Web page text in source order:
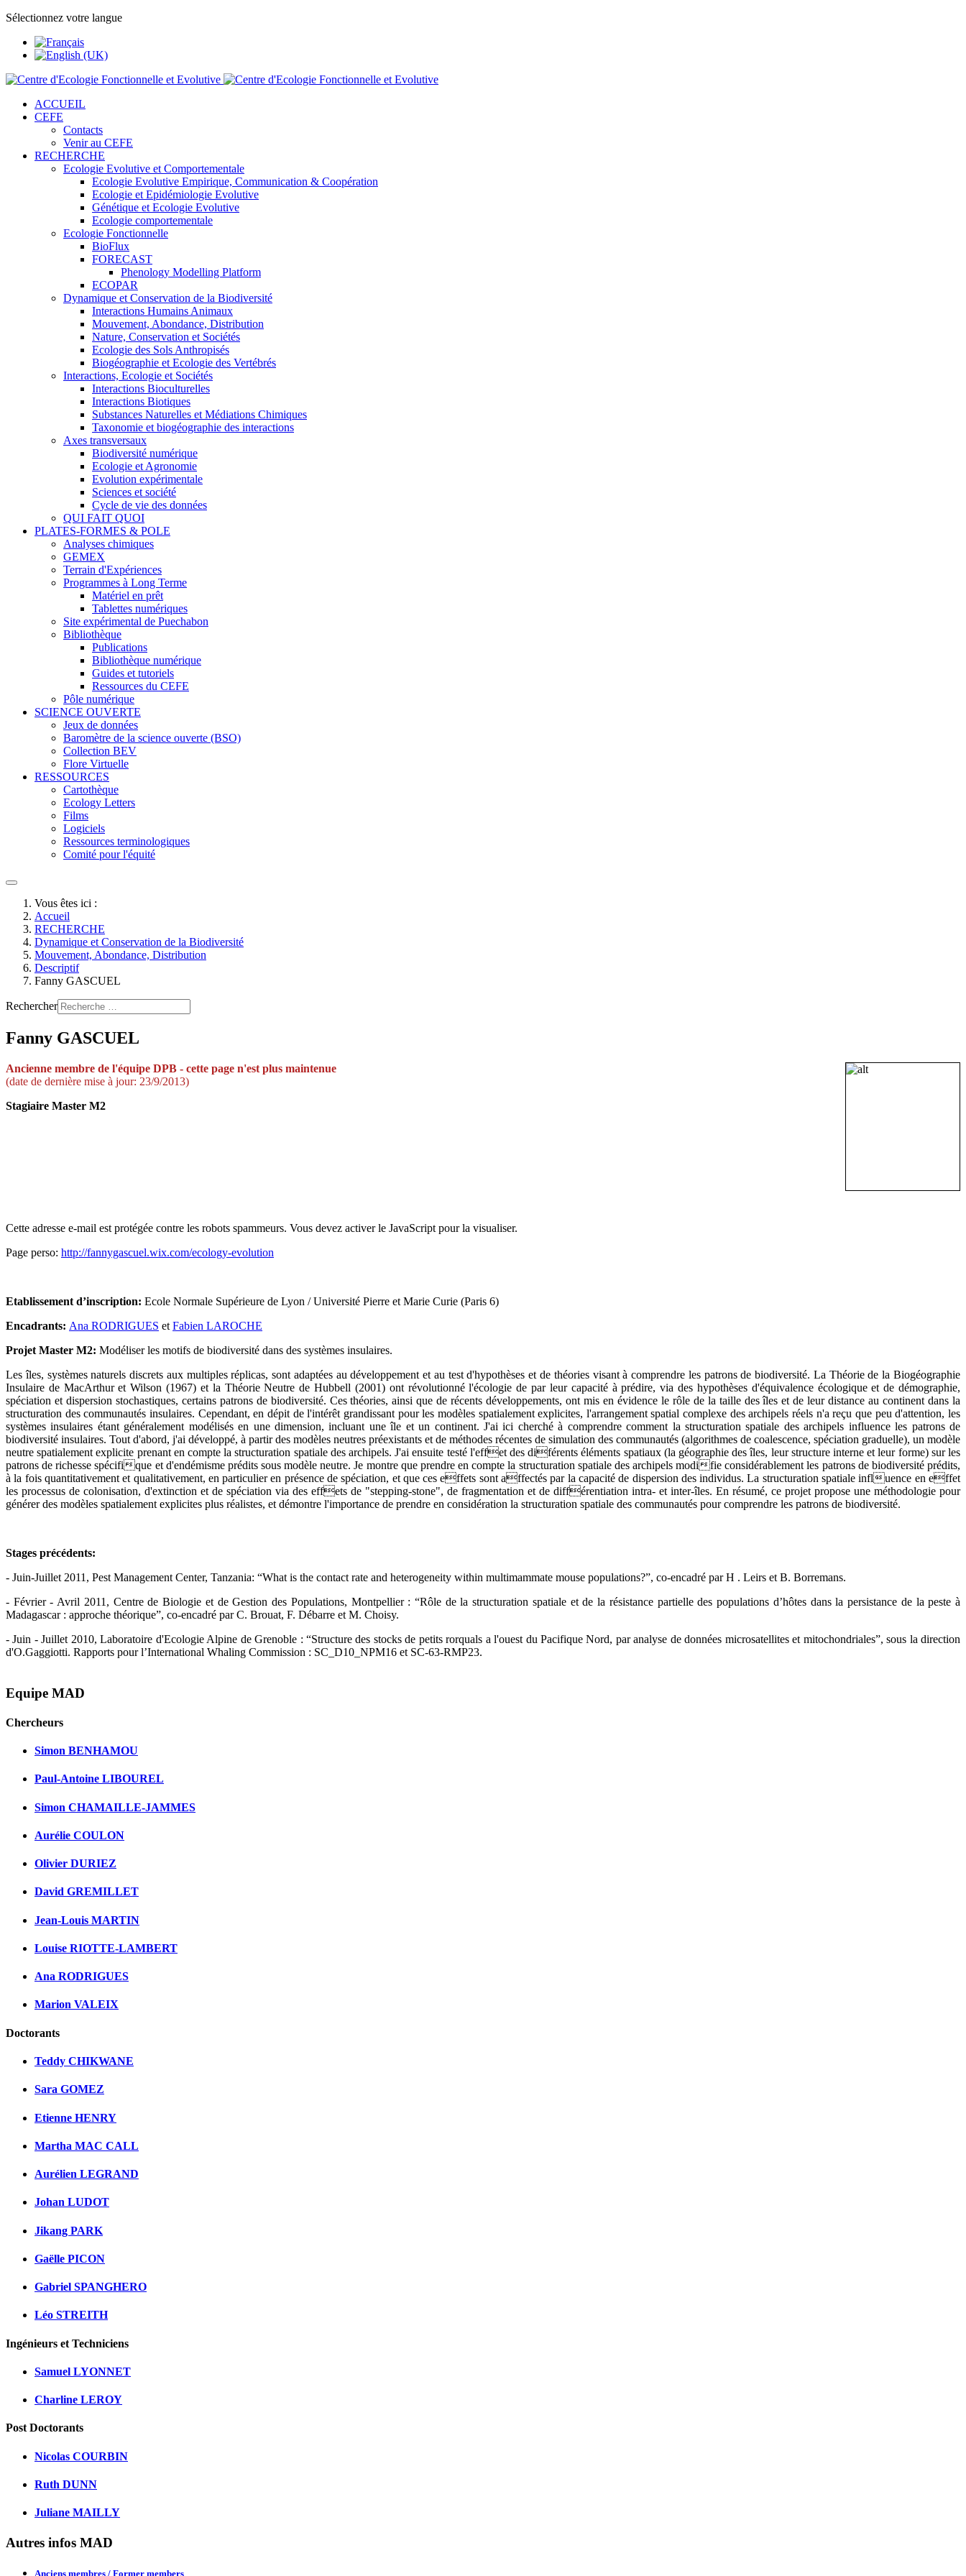
Sélectionnez votre langue
ACCUEIL
CEFE
Contacts
Venir au CEFE
RECHERCHE
Ecologie Evolutive et Comportementale
Ecologie Evolutive Empirique, Communication & Coopération
Ecologie et Epidémiologie Evolutive
Génétique et Ecologie Evolutive
Ecologie comportementale
Ecologie Fonctionnelle
BioFlux
FORECAST
Phenology Modelling Platform
ECOPAR
Dynamique et Conservation de la Biodiversité
Interactions Humains Animaux
Mouvement, Abondance, Distribution
Nature, Conservation et Sociétés
Ecologie des Sols Anthropisés
Biogéographie et Ecologie des Vertébrés
Interactions, Ecologie et Sociétés
Interactions Bioculturelles
Interactions Biotiques
Substances Naturelles et Médiations Chimiques
Taxonomie et biogéographie des interactions
Axes transversaux
Biodiversité numérique
Ecologie et Agronomie
Evolution expérimentale
Sciences et société
Cycle de vie des données
QUI FAIT QUOI
PLATES-FORMES & POLE
Analyses chimiques
GEMEX
Terrain d'Expériences
Programmes à Long Terme
Matériel en prêt
Tablettes numériques
Site expérimental de Puechabon
Bibliothèque
Publications
Bibliothèque numérique
Guides et tutoriels
Ressources du CEFE
Pôle numérique
SCIENCE OUVERTE
Jeux de données
Baromètre de la science ouverte (BSO)
Collection BEV
Flore Virtuelle
RESSOURCES
Cartothèque
Ecology Letters
Films
Logiciels
Ressources terminologiques
Comité pour l'équité
Vous êtes ici :
Accueil
RECHERCHE
Dynamique et Conservation de la Biodiversité
Mouvement, Abondance, Distribution
Descriptif
Fanny GASCUEL
Rechercher
Fanny GASCUEL
Ancienne membre de l'équipe DPB - cette page n'est plus maintenue
(date de dernière mise à jour: 23/9/2013)
Stagiaire Master M2
Cette adresse e-mail est protégée contre les robots spammeurs. Vous devez activer le JavaScript pour la visualiser.
Page perso: http://fannygascuel.wix.com/ecology-evolution
Etablissement d’inscription: Ecole Normale Supérieure de Lyon / Université Pierre et Marie Curie (Paris 6)
Encadrants: Ana RODRIGUES et Fabien LAROCHE
Projet Master M2: Modéliser les motifs de biodiversité dans des systèmes insulaires.
Les îles, systèmes naturels discrets aux multiples réplicas, sont adaptées au développement et au test d'hypothèses et de théories visant à comprendre les patrons de biodiversité. La Théorie de la Biogéographie
Insulaire de MacArthur et Wilson (1967) et la Théorie Neutre de Hubbell (2001) ont révolutionné l'écologie de par leur capacité à prédire, via des hypothèses d'équivalence écologique et de démographie,
spéciation et dispersion stochastiques, certains patrons de biodiversité. Ces théories, ainsi que de récents développements, ont mis en évidence le rôle de la taille des îles et de leur distance au continent dans la
structuration des communautés insulaires. Cependant, en dépit de l'intérêt grandissant pour les modèles spatialement explicites, l'arrangement spatial complexe des archipels réels n'a reçu que peu d'attention, les
systèmes insulaires étant généralement modélisés en une dimension, incluant une île et un continent. J'ai ici cherché à comprendre comment la structuration spatiale des archipels influence les patrons de
biodiversité insulaires. Tout d'abord, j'ai développé, à partir des modèles neutres préexistants et de méthodes récentes de simulation des communautés (algorithmes de coalescence, spéciation graduelle), un modèle
neutre spatialement explicite prenant en compte la structuration spatiale des archipels. J'ai ensuite testé l'effet des diférents éléments spatiaux (la géographie des îles, leur structure interne et leur forme) sur les
patrons de richesse spécifique et d'endémisme prédits sous modèle neutre. Je montre que prendre en compte la structuration spatiale des archipels modifie considérablement les patrons de biodiversité prédits,
à la fois quantitativement et qualitativement, en particulier en présence de spéciation, et que ces effets sont affectés par la capacité de dispersion des individus. La structuration spatiale influence en effet
les processus de colonisation, d'extinction et de spéciation via des effets de "stepping-stone", de fragmentation et de différentiation intra- et inter-îles. En résumé, ce projet propose une méthodologie pour
générer des modèles spatialement explicites plus réalistes, et démontre l'importance de prendre en considération la structuration spatiale des communautés pour comprendre les patrons de biodiversité.
Stages précédents:
- Juin-Juillet 2011, Pest Management Center, Tanzania: “What is the contact rate and heterogeneity within multimammate mouse populations?”, co-encadré par H . Leirs et B. Borremans.
- Février - Avril 2011, Centre de Biologie et de Gestion des Populations, Montpellier : “Rôle de la structuration spatiale et de la résistance partielle des populations d’hôtes dans la persistance de la peste à
Madagascar : approche théorique”, co-encadré par C. Brouat, F. Débarre et M. Choisy.
- Juin - Juillet 2010, Laboratoire d'Ecologie Alpine de Grenoble : “Structure des stocks de petits rorquals a l'ouest du Pacifique Nord, par analyse de données microsatellites et mitochondriales”, sous la direction
d'O.Gaggiotti. Rapports pour l’International Whaling Commission : SC_D10_NPM16 et SC-63-RMP23.
Equipe MAD
Chercheurs
Simon BENHAMOU
Paul-Antoine LIBOUREL
Simon CHAMAILLE-JAMMES
Aurélie COULON
Olivier DURIEZ
David GREMILLET
Jean-Louis MARTIN
Louise RIOTTE-LAMBERT
Ana RODRIGUES
Marion VALEIX
Doctorants
Teddy CHIKWANE
Sara GOMEZ
Etienne HENRY
Martha MAC CALL
Aurélien LEGRAND
Johan LUDOT
Jikang PARK
Gaëlle PICON
Gabriel SPANGHERO
Léo STREITH
Ingénieurs et Techniciens
Samuel LYONNET
Charline LEROY
Post Doctorants
Nicolas COURBIN
Ruth DUNN
Juliane MAILLY
Autres infos MAD
Anciens membres / Former members